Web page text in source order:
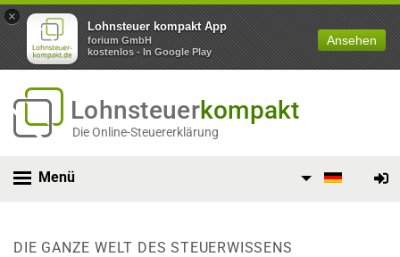
×
Lohnsteuer kompakt App
forium GmbH
kostenlos - In Google Play
Ansehen
Lohnsteuerkompakt
Die Online-Steuererklärung
Menü
DIE GANZE WELT DES STEUERWISSENS